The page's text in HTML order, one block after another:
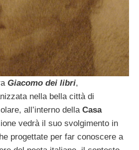
Giacomo dei libri,
nella bella città di
all’interno della Casa
vedrà il suo svolgimento in
progettate per far conoscere a